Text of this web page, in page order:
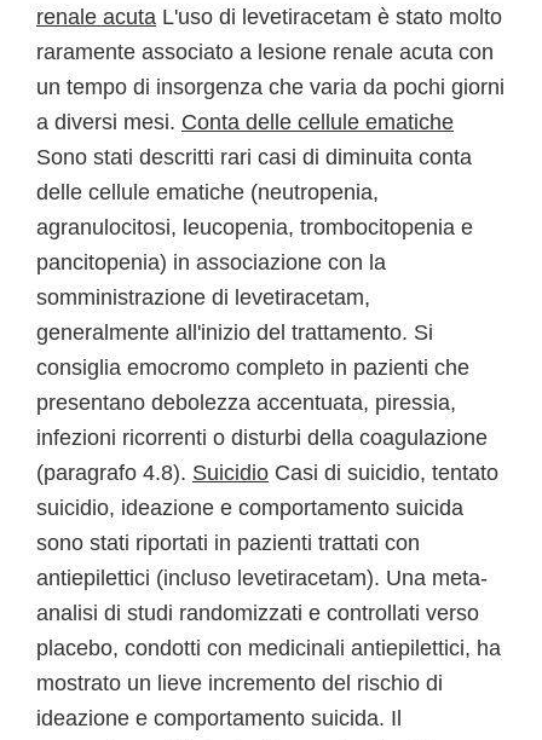
renale acuta L'uso di levetiracetam è stato molto
raramente associato a lesione renale acuta con
un tempo di insorgenza che varia da pochi giorni
a diversi mesi. Conta delle cellule ematiche
Sono stati descritti rari casi di diminuita conta
delle cellule ematiche (neutropenia,
agranulocitosi, leucopenia, trombocitopenia e
pancitopenia) in associazione con la
somministrazione di levetiracetam,
generalmente all'inizio del trattamento. Si
consiglia emocromo completo in pazienti che
presentano debolezza accentuata, piressia,
infezioni ricorrenti o disturbi della coagulazione
(paragrafo 4.8). Suicidio Casi di suicidio, tentato
suicidio, ideazione e comportamento suicida
sono stati riportati in pazienti trattati con
antiepilettici (incluso levetiracetam). Una meta-
analisi di studi randomizzati e controllati verso
placebo, condotti con medicinali antiepilettici, ha
mostrato un lieve incremento del rischio di
ideazione e comportamento suicida. Il